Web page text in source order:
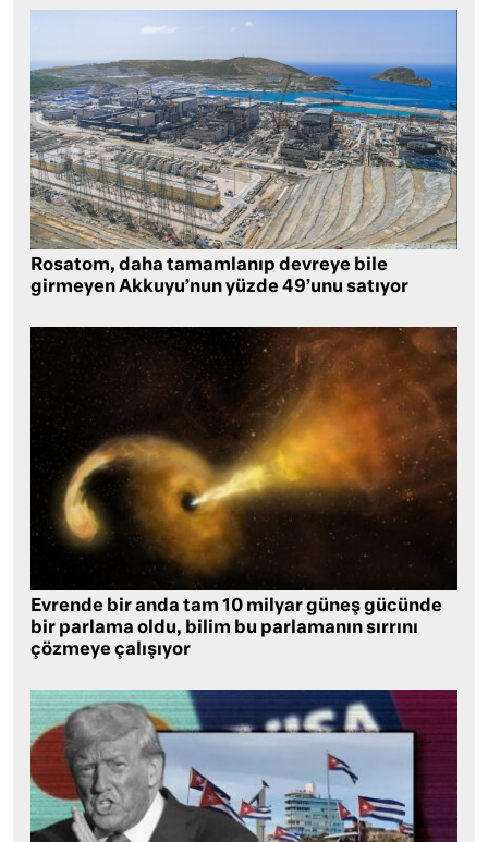
Rosatom, daha tamamlanıp devreye bile
girmeyen Akkuyu’nun yüzde 49’unu satıyor
Evrende bir anda tam 10 milyar güneş gücünde
bir parlama oldu, bilim bu parlamanın sırrını
çözmeye çalışıyor